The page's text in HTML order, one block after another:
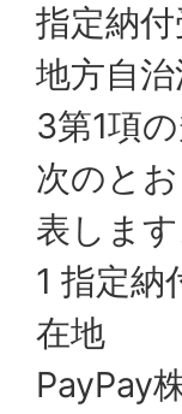
指定納
地方自
3第1項
次のと
表します
1 指定納
在地
PayPay